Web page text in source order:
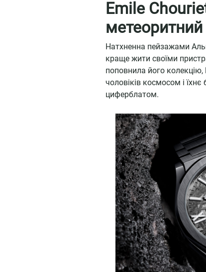
Emile
Натхненна пейзажами
краще жити своїми
поповнила його
чоловіків космосом і
циферблатом.